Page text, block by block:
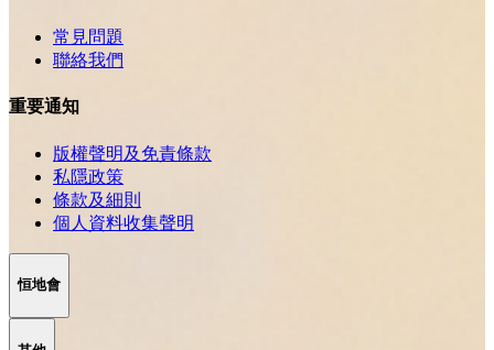
常見問題
聯絡我們
重要通知
版權聲明及免責條款
私隱政策
條款及細則
個人資料收集聲明
恒地會